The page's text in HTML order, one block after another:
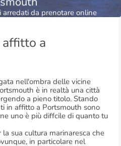
da prenotare online
a
nell'ombra delle vicine
è in realtà una città
a pieno titolo. Stando
in affitto a Portsmouth sono
uno è più diffcile di quanto tu
sua cultura marinaresca che
in particolare nel